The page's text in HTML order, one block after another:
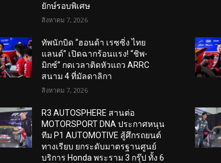
ยักษ์รอบพิเศษ
สิงหาคม 7, 2026
ทัพนักบิด “ฮอนด้า เรซซิ่ง ไทย
แลนด์” เปิดฉากร้อนแรง! “ชิพ-
มิกซ์” กดเวลาติดหัวแถว ARRC
สนาม 4 ที่มัลดาลิกา
สิงหาคม 7, 2026
R3 AUTOSPHERE สานต่อ
MOTORSPORT DNA ประกาศหนุน
ทีม P1 AUTOMOTIVE สู้ศึกรถยนต์
ทางเรียบ ยกระดับมาตรฐานศูนย์
บริการ Honda พระราม 3 กรุ๊ป ทั้ง 6